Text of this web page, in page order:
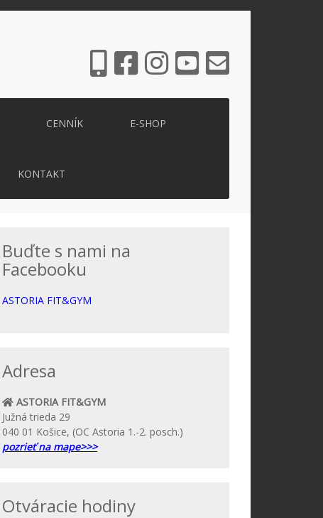
CENNÍK E-SHOP
KONTAKT
Buďte s nami na
Facebooku
ASTORIA FIT&GYM
Adresa
ASTORIA FIT&GYM
Južná trieda 29
040 01 Košice, (OC Astoria 1.-2. posch.)
pozrieť na mape>>>
Otváracie hodiny